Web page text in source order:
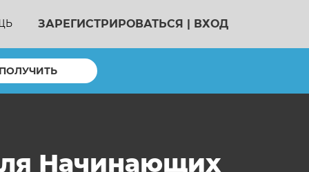
ЗАРЕГИСТРИРОВАТЬСЯ | ВХОД
Начинающих